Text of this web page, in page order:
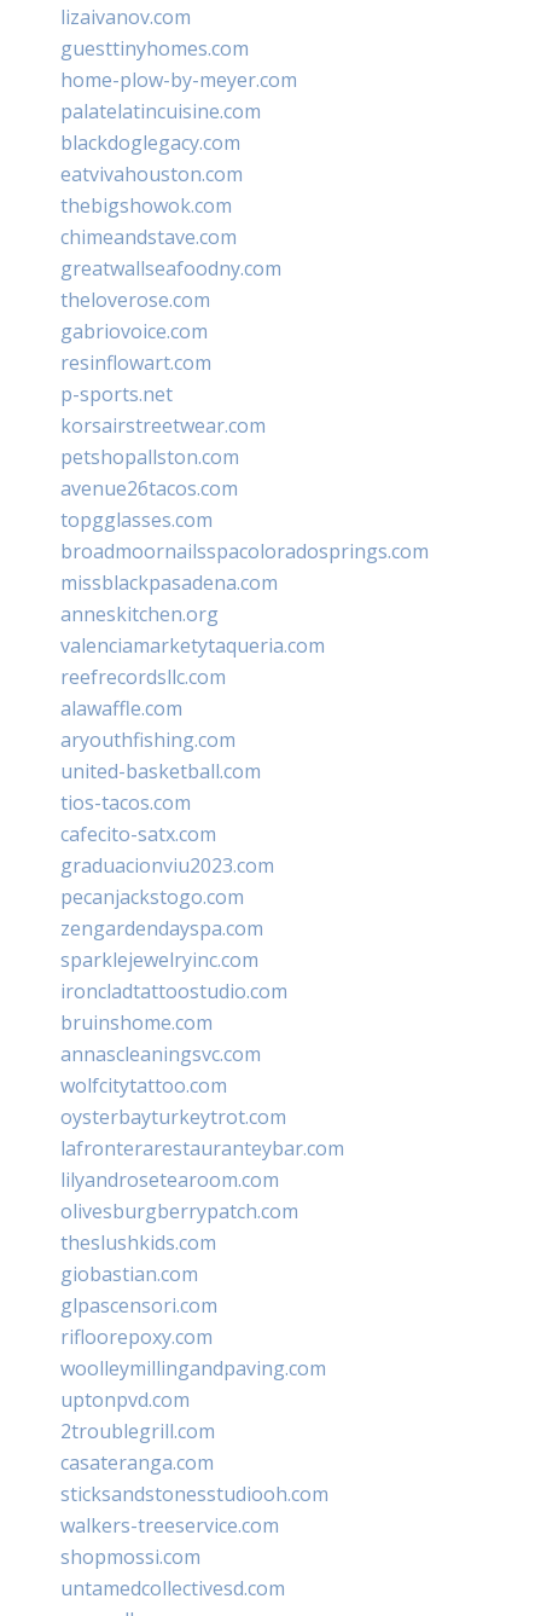
lizaivanov.com
guesttinyhomes.com
home-plow-by-meyer.com
palatelatincuisine.com
blackdoglegacy.com
eatvivahouston.com
thebigshowok.com
chimeandstave.com
greatwallseafoodny.com
theloverose.com
gabriovoice.com
resinflowart.com
p-sports.net
korsairstreetwear.com
petshopallston.com
avenue26tacos.com
topgglasses.com
broadmoornailsspacoloradosprings.com
missblackpasadena.com
anneskitchen.org
valenciamarketytaqueria.com
reefrecordsllc.com
alawaffle.com
aryouthfishing.com
united-basketball.com
tios-tacos.com
cafecito-satx.com
graduacionviu2023.com
pecanjackstogo.com
zengardendayspa.com
sparklejewelryinc.com
ironcladtattoostudio.com
bruinshome.com
annascleaningsvc.com
wolfcitytattoo.com
oysterbayturkeytrot.com
lafronterarestauranteybar.com
lilyandrosetearoom.com
olivesburgberrypatch.com
theslushkids.com
giobastian.com
glpascensori.com
rifloorepoxy.com
woolleymillingandpaving.com
uptonpvd.com
2troublegrill.com
casateranga.com
sticksandstonesstudiooh.com
walkers-treeservice.com
shopmossi.com
untamedcollectivesd.com